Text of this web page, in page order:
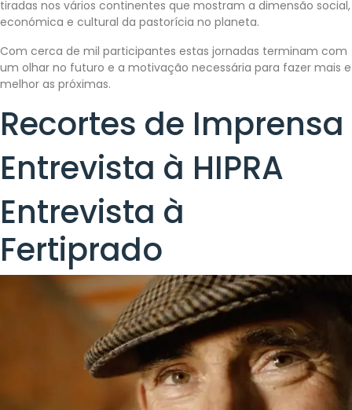
tiradas nos vários continentes que mostram a dimensão social,
económica e cultural da pastorícia no planeta.
Com cerca de mil participantes estas jornadas terminam com
um olhar no futuro e a motivação necessária para fazer mais e
melhor as próximas.
Recortes de Imprensa
Entrevista à HIPRA
Entrevista à
Fertiprado